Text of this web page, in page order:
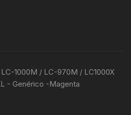
LC-1000M / LC-970M / LC1000X
- Genérico -Magenta